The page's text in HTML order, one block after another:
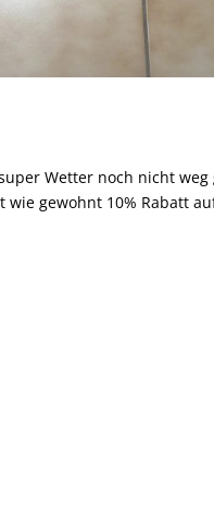
Wetter noch nicht
gewohnt 10% Rabatt